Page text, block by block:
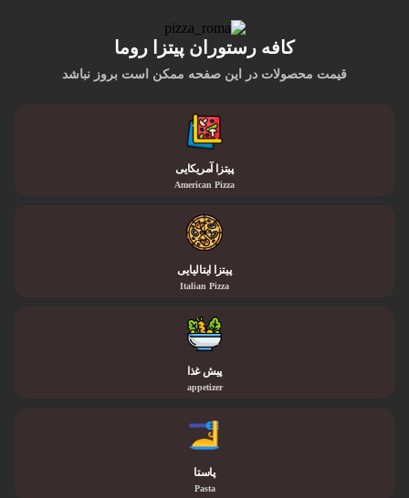
کافه رستوران پیتزا روما
قیمت محصولات در این صفحه ممکن است بروز نباشد
پیتزا آمریکایی
American Pizza
پیتزا ایتالیایی
Italian Pizza
پیش غذا
appetizer
پاستا
Pasta